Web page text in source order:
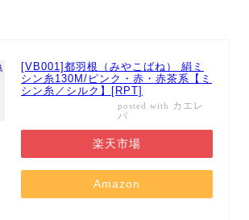
[VB001]都羽根（みやこばね） 絹ミ
シン糸130M/ピンク・赤・赤茶系【ミ
シン糸／シルク】[RPT]
posted with カエレ
バ
楽天市場
Amazon